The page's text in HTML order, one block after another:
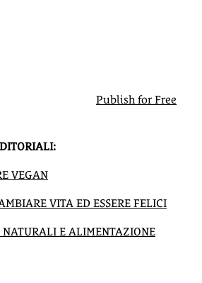
Publish for Free
VEGAN
VITA ED ESSERE FELICI
E ALIMENTAZIONE